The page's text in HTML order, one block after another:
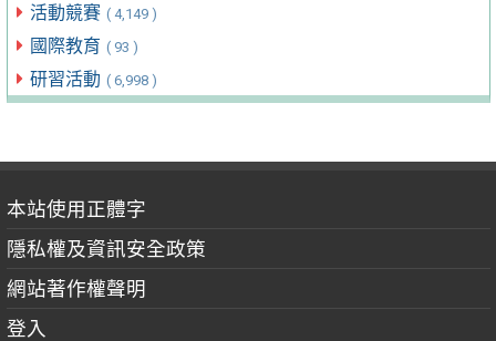
活動競賽 ( 4,149 )
國際教育 ( 93 )
研習活動 ( 6,998 )
本站使用正體字
隱私權及資訊安全政策
網站著作權聲明
登入